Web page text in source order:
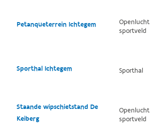
Petanqueterrein Ichtegem
Openlucht
sportveld
Sporthal Ichtegem Sporthal
Staande wipschietstand De
Keiberg
Openlucht
sportveld